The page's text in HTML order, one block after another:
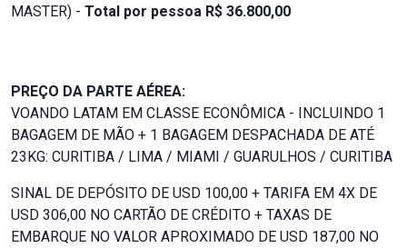
MASTER) - Total por pessoa R$ 36.800,00
PREÇO DA PARTE AÉREA:
VOANDO LATAM EM CLASSE ECONÔMICA - INCLUINDO 1
BAGAGEM DE MÃO + 1 BAGAGEM DESPACHADA DE ATÉ
23KG: CURITIBA / LIMA / MIAMI / GUARULHOS / CURITIBA
SINAL DE DEPÓSITO DE USD 100,00 + TARIFA EM 4X DE
USD 306,00 NO CARTÃO DE CRÉDITO + TAXAS DE
EMBARQUE NO VALOR APROXIMADO DE USD 187,00 NO